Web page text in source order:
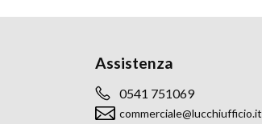
Assistenza
0541 751069
commerciale@lucchiufficio.it